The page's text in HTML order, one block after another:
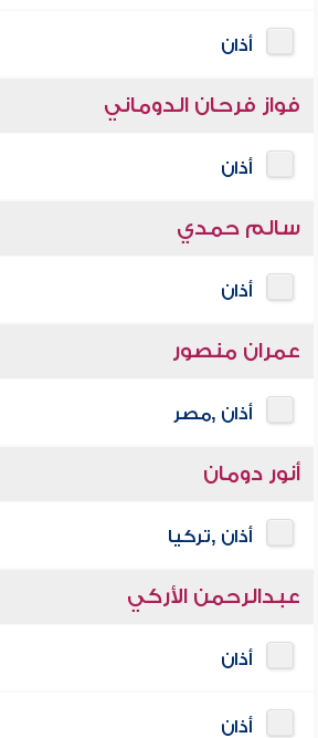
أذان
فواز فرحان الدوماني
أذان
سالم حمدي
أذان
عمران منصور
أذان ,مصر
أنور دومان
أذان ,تركيا
عبدالرحمن الأركي
أذان
أذان